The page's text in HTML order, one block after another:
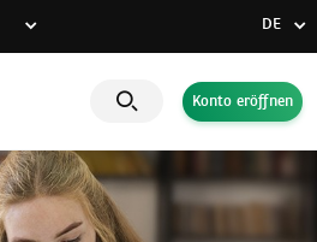
DE
DE
EN
Konto eröffnen